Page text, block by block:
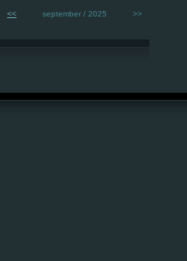
<< september / 2025 >>